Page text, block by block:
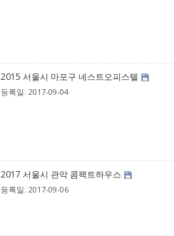
2015 서울시 마포구 네스트오피스텔
등록일: 2017-09-04
2017 서울시 관악 콤팩트하우스
등록일: 2017-09-06